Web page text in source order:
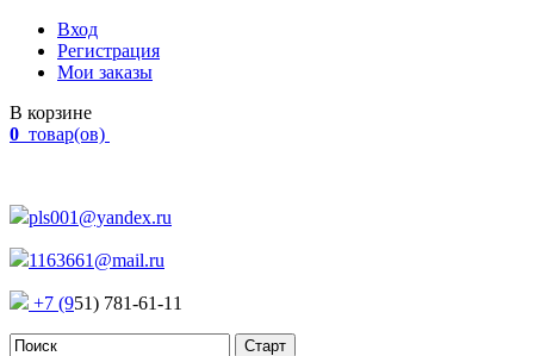
Вход
Регистрация
Мои заказы
В корзине
0 товар(ов)
pls001@yandex.ru
1163661@mail.ru
+7 (951) 781-61-11